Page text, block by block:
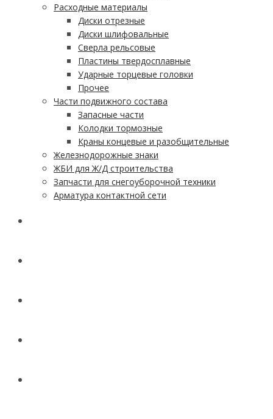
Расходные материалы
Диски отрезные
Диски шлифовальные
Сверла рельсовые
Пластины твердосплавные
Ударные торцевые головки
Прочее
Части подвижного состава
Запасные части
Колодки тормозные
Краны концевые и разобщительные
Железнодорожные знаки
ЖБИ для Ж/Д строительства
Запчасти для снегоуборочной техники
Арматура контактной сети